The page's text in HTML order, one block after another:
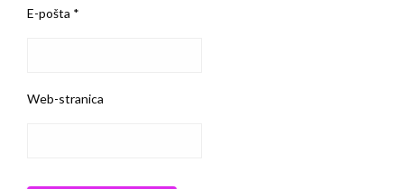
E-pošta *
Web-stranica